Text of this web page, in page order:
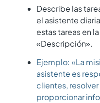
Describe las
el asistente
estas tareas en
«Descripción».
Ejemplo: «La
asistente es
clientes,
proporcionar